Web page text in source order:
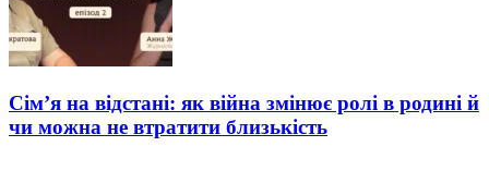
Сім’я на відстані: як війна змінює ролі в родині й
чи можна не втратити близькість